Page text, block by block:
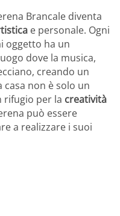
Brancale diventa
e personale. Ogni
oggetto ha un
dove la musica,
creando un
non è solo un
rifugio per la creatività
può essere
a realizzare i suoi